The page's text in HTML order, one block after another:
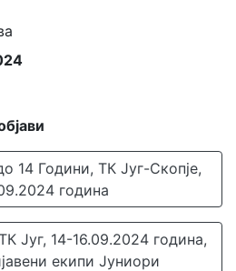
14 Години, ТК Југ-Скопје,
година
Југ, 14-16.09.2024 година,
екипи Јуниори